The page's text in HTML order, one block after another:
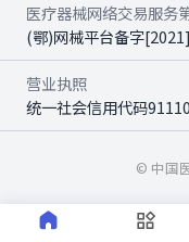
医疗器械网络交易服务
(鄂)网械平台备字
营业执照
统一社会信用代码
© 中国